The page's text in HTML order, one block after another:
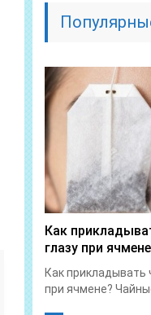
Как
глазу при
Как прикладывать
при ячмене?